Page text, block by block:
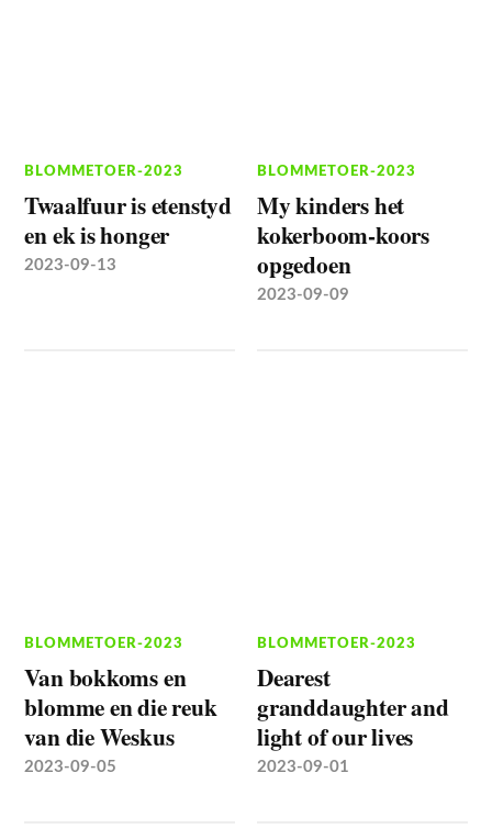
BLOMMETOER-2023
Twaalfuur is etenstyd
en ek is honger
2023-09-13
BLOMMETOER-2023
My kinders het
kokerboom-koors
opgedoen
2023-09-09
BLOMMETOER-2023
Van bokkoms en
blomme en die reuk
van die Weskus
2023-09-05
BLOMMETOER-2023
Dearest
granddaughter and
light of our lives
2023-09-01